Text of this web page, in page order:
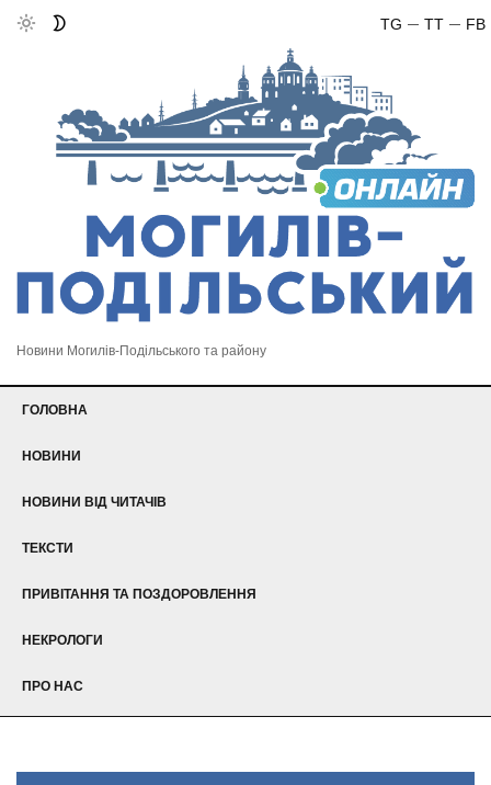
FB
TT
TG
Новини Могилів-Подільського та району
ГОЛОВНА
НОВИНИ
НОВИНИ ВІД ЧИТАЧІВ
ТЕКСТИ
ПРИВІТАННЯ ТА ПОЗДОРОВЛЕННЯ
НЕКРОЛОГИ
ПРО НАС